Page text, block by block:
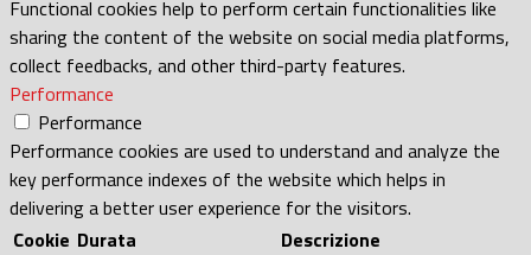
Functional cookies help to perform certain functionalities like
sharing the content of the website on social media platforms,
collect feedbacks, and other third-party features.
Performance
Performance
Performance cookies are used to understand and analyze the
key performance indexes of the website which helps in
delivering a better user experience for the visitors.
Cookie Durata Descrizione